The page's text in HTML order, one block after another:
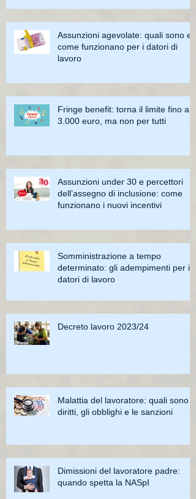
Assunzioni agevolate: quali sono e
come funzionano per i datori di
lavoro
Fringe benefit: torna il limite fino a
3.000 euro, ma non per tutti
Assunzioni under 30 e percettori
dell’assegno di inclusione: come
funzionano i nuovi incentivi
Somministrazione a tempo
determinato: gli adempimenti per i
datori di lavoro
Decreto lavoro 2023/24
Malattia del lavoratore: quali sono i
diritti, gli obblighi e le sanzioni
Dimissioni del lavoratore padre:
quando spetta la NASpI